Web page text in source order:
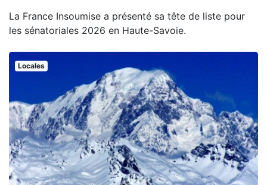
La France Insoumise a présenté sa tête de liste pour
les sénatoriales 2026 en Haute-Savoie.
Locales